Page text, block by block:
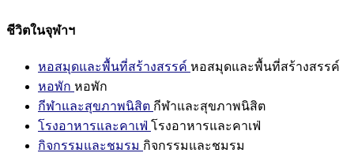
ชีวิตในจุฬาฯ
หอสมุดและพื้นที่สร้างสรรค์ หอสมุดและพื้นที่สร้างสรรค์
หอพัก หอพัก
กีฬาและสุขภาพนิสิต กีฬาและสุขภาพนิสิต
โรงอาหารและคาเฟ่ โรงอาหารและคาเฟ่
กิจกรรมและชมรม กิจกรรมและชมรม